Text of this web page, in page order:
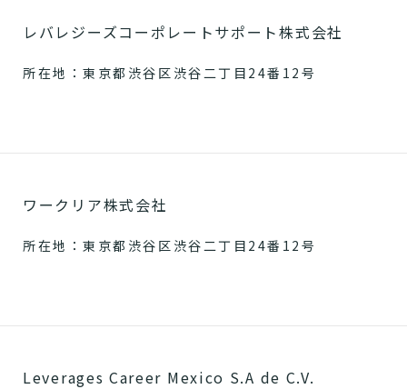
レバレジーズコーポレートサポート株式会社
所在地：東京都渋谷区渋谷二丁目24番12号
ワークリア株式会社
所在地：東京都渋谷区渋谷二丁目24番12号
Leverages Career Mexico S.A de C.V.